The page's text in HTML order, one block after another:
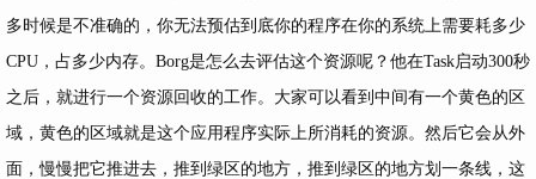
多时候是不准确的，你无法预估到底你的程序在你的系统上需要耗多少
CPU，占多少内存。Borg是怎么去评估这个资源呢？他在Task启动300秒
之后，就进行一个资源回收的工作。大家可以看到中间有一个黄色的区
域，黄色的区域就是这个应用程序实际上所消耗的资源。然后它会从外
面，慢慢把它推进去，推到绿区的地方，推到绿区的地方划一条线，这